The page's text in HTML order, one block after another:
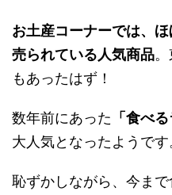
お土産コーナーでは、
売られている人気商品
もあったはず！
数年前にあった 「食べ
大人気となったようです
恥ずかしながら、今ま